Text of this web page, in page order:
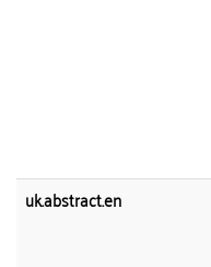
uk.abstract.en